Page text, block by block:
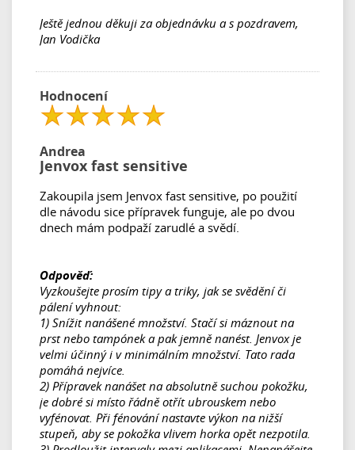
Ještě jednou děkuji za objednávku a s pozdravem,
Jan Vodička
Hodnocení
Andrea
Jenvox fast sensitive
Zakoupila jsem Jenvox fast sensitive, po použití
dle návodu sice přípravek funguje, ale po dvou
dnech mám podpaží zarudlé a svědí.
Odpověď:
Vyzkoušejte prosím tipy a triky, jak se svědění či
pálení vyhnout:
1) Snížit nanášené množství. Stačí si máznout na
prst nebo tampónek a pak jemně nanést. Jenvox je
velmi účinný i v minimálním množství. Tato rada
pomáhá nejvíce.
2) Přípravek nanášet na absolutně suchou pokožku,
je dobré si místo řádně otřít ubrouskem nebo
vyfénovat. Při fénování nastavte výkon na nižší
stupeň, aby se pokožka vlivem horka opět nezpotila.